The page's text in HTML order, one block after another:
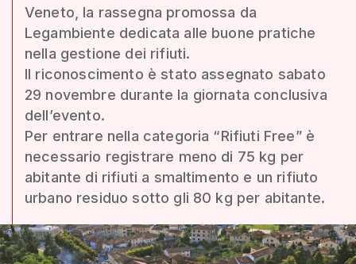
Veneto, la rassegna promossa da
Legambiente dedicata alle buone pratiche
nella gestione dei rifiuti.
Il riconoscimento è stato assegnato sabato
29 novembre durante la giornata conclusiva
dell’evento.
Per entrare nella categoria “Rifiuti Free” è
necessario registrare meno di 75 kg per
abitante di rifiuti a smaltimento e un rifiuto
urbano residuo sotto gli 80 kg per abitante.